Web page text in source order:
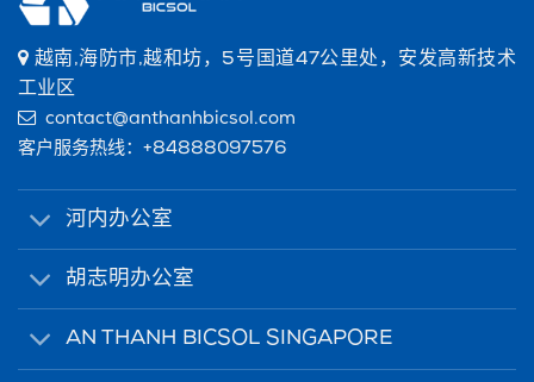
越南,海防市,越和坊，5号国道47公里处，安发高新技术
工业区
contact@anthanhbicsol.com
客户服务热线： +84888097576
河内办公室
胡志明办公室
AN THANH BICSOL SINGAPORE